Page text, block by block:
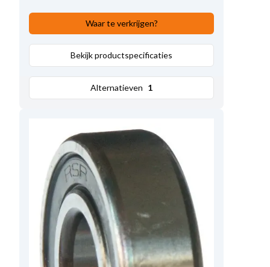
Waar te verkrijgen?
Bekijk productspecificaties
Alternatieven 1